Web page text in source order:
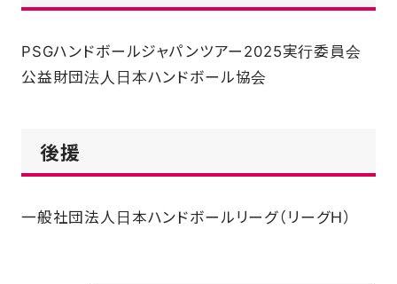
PSGハンドボールジャパンツアー2025実行委員会
公益財団法人日本ハンドボール協会
後援
一般社団法人日本ハンドボールリーグ（リーグＨ）